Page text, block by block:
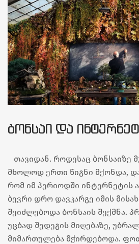
ᲑᲝᲜᲡᲐᲘ ᲓᲐ
თავიდან. როდესაც ბონსაიზე
მხოლოდ ერთი წიგნი მქონდა,
რომ იმ პერიოდში ინტერნეტის
ბევრი დრო დავკარგე იმის
შეიძლებოდა ბონსაის შექმნა.
უცბად შედეგის მიღებაზე,
მიმართულება მჭირდებოდა.